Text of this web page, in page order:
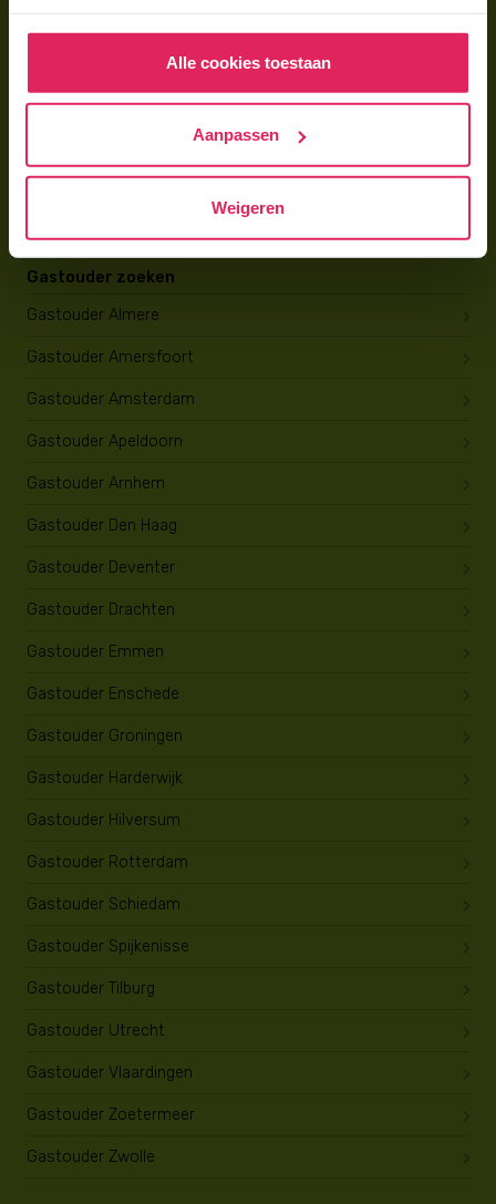
Alle cookies toestaan
Aanpassen
Weigeren
Wat verdient een gastouder?
Gastouder zoeken
Gastouder Almere
Gastouder Amersfoort
Gastouder Amsterdam
Gastouder Apeldoorn
Gastouder Arnhem
Gastouder Den Haag
Gastouder Deventer
Gastouder Drachten
Gastouder Emmen
Gastouder Enschede
Gastouder Groningen
Gastouder Harderwijk
Gastouder Hilversum
Gastouder Rotterdam
Gastouder Schiedam
Gastouder Spijkenisse
Gastouder Tilburg
Gastouder Utrecht
Gastouder Vlaardingen
Gastouder Zoetermeer
Gastouder Zwolle